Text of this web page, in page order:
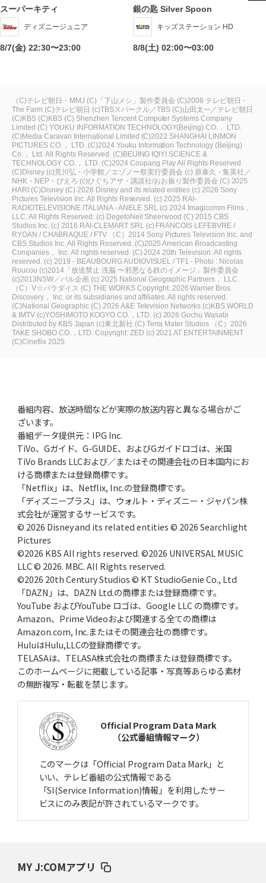
スーパーキティ
ディズニージュニア
8/7(金) 22:30〜23:00
銀の匙 Silver Spoon
キッズステーション HD
8/8(土) 02:00〜03:00
（C)テレビ朝日・MMJ (C)「下山メシ」製作委員会 (C)2008 テレビ朝日・
The Farm (C)テレビ朝日 (c)TBSスパークル／TBS (C)山田太一／テレビ朝日
(C)KBS (C)KBS (C) Shenzhen Tencent Computer Systems Company
Limited (C) YOUKU INFORMATION TECHNOLOGY(Beijing) CO.， LTD.
(C)Media Caravan International Limited (C)2022 SHANGHAI LINMON
PICTURES CO.， LTD. (C)2024 Youku Information Technology (Beijing)
Co.， Ltd. All Rights Reserved. (C)BEIJING IQIYI SCIENCE &
TECHNOLOGY CO.， LTD. (C)2024 Coupang Play All Rights Reserved
(C)Disney (c)荒川弘・小学館／エゾノー祭実行委員会 (c) 原泰久・集英社／
NHK・NEP・ぴえろ (c)ひぐちアサ・講談社/おお振り製作委員会 (C) 2025
HARI (C)Disney (C) 2026 Disney and its related entities (c) 2026 Sony
Pictures Television Inc. All Rights Reserved. (c) 2025 RAI-
RADIOTELEVISIONE ITALIANA - ANELE SRL (c) 2024 Imagicomm Films，
LLC. All Rights Reserved. (c) DegetoNeil Sheerwood (C) 2015 CBS
Studios Inc. (c) 2016 RAI-CLEMART SRL (c) FRANCOIS LEFEBVRE /
RYOAN / CHABRAQUE / FTV
（C）2014 Sony Pictures Television Inc. and
CBS Studios Inc. All Rights Reserved. (C)2025 American Broadcasting
Companies， Inc. All rights reserved. (C) 2024 20th Television. All rights
reserved. (c) 2019 - BEAUBOURG AUDIOVISUEL / TF1 - Photo : Nicolas
Roucou (c)2014「放送禁止 洗脳 〜邪悪なる鉄のイメージ」製作委員会
(c)2013NSW／パル企画 (c) 2025 National Geographic Partners， LLC.
（C）V☆パラダイス (C) THE WORKS Copyright: 2026 Warner Bros.
Discovery， Inc. or its subsidiaries and affiliates. All rights reserved.
(C)National Geographic (C) 2026 A&E Television Networks (c)KBS WORLD
& IMTV (c)YOSHIMOTO KOGYO CO.，LTD. (c) 2026 Gochu Wasabi
Distributed by KBS Japan (c)東北新社 (C) Terra Mater Studios
（C）2026
TAKE SHOBO CO.，LTD. Copyright: ZED (c) 2021 AT ENTERTAINMENT
(C)Cineflix 2025
番組内容、放送時間などが実際の放送内容と異なる場合がご
ざいます。
番組データ提供元：IPG Inc.
TiVo、Gガイド、G-GUIDE、およびGガイドロゴは、米国
TiVo Brands LLCおよび／またはその関連会社の日本国内にお
ける商標または登録商標です。
「Netflix」は、Netflix, Inc.の登録商標です。
「ディズニープラス」は、ウォルト・ディズニー・ジャパン株
式会社が運営するサービスです。
© 2026 Disney and its related entities © 2026 Searchlight
Pictures
©2026 KBS All rights reserved. ©2026 UNIVERSAL MUSIC
LLC © 2026. MBC. All Rights reserved.
©2026 20th Century Studios © KT StudioGenie Co., Ltd
「DAZN」は、DAZN Ltd.の商標または登録商標です。
YouTube およびYouTube ロゴは、Google LLC の商標です。
Amazon、Prime Videoおよび関連する全ての商標は
Amazon.com, Inc.またはその関連会社の商標です。
HuluはHulu,LLCの登録商標です。
TELASAは、TELASA株式会社の商標または登録商標です。
このホームページに掲載している記事・写真等あらゆる素材
の無断複写・転載を禁じます。
Official Program Data Mark
（公式番組情報マーク）
このマークは「Official Program Data Mark」と
いい、テレビ番組の公式情報である
「SI(Service Information)情報」を利用したサー
ビスにのみ表記が許されているマークです。
MY J:COMアプリ